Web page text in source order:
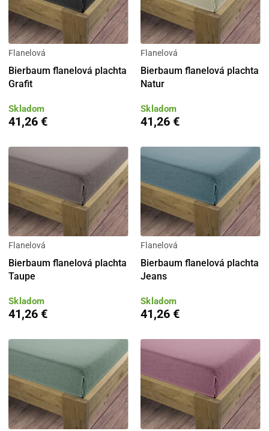
Flanelová
Bierbaum flanelová plachta
Grafit
Skladom
41,26 €
Flanelová
Bierbaum flanelová plachta
Natur
Skladom
41,26 €
Flanelová
Bierbaum flanelová plachta
Taupe
Skladom
41,26 €
Flanelová
Bierbaum flanelová plachta
Jeans
Skladom
41,26 €